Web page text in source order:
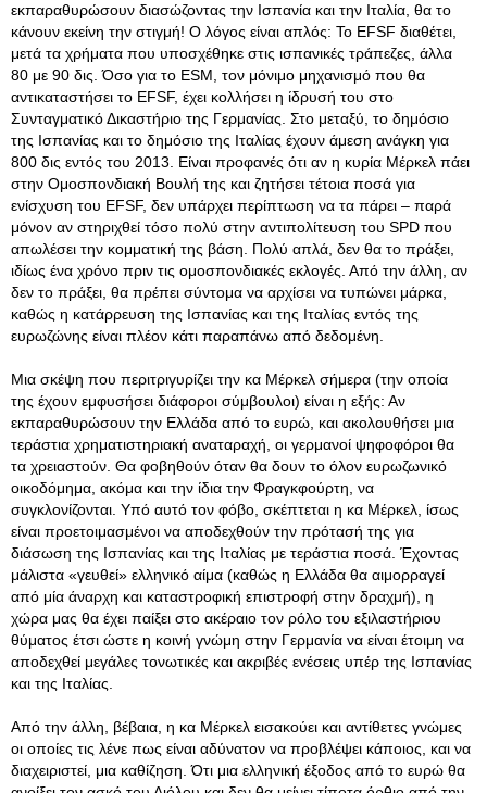
εκπαραθυρώσουν διασώζοντας την Ισπανία και την Ιταλία, θα το
κάνουν εκείνη την στιγμή! Ο λόγος είναι απλός: Το EFSF διαθέτει,
μετά τα χρήματα που υποσχέθηκε στις ισπανικές τράπεζες, άλλα
80 με 90 δις. Όσο για το ESM, τον μόνιμο μηχανισμό που θα
αντικαταστήσει το EFSF, έχει κολλήσει η ίδρυσή του στο
Συνταγματικό Δικαστήριο της Γερμανίας. Στο μεταξύ, το δημόσιο
της Ισπανίας και το δημόσιο της Ιταλίας έχουν άμεση ανάγκη για
800 δις εντός του 2013. Είναι προφανές ότι αν η κυρία Μέρκελ πάει
στην Ομοσπονδιακή Βουλή της και ζητήσει τέτοια ποσά για
ενίσχυση του EFSF, δεν υπάρχει περίπτωση να τα πάρει – παρά
μόνον αν στηριχθεί τόσο πολύ στην αντιπολίτευση του SPD που
απωλέσει την κομματική της βάση. Πολύ απλά, δεν θα το πράξει,
ιδίως ένα χρόνο πριν τις ομοσπονδιακές εκλογές. Από την άλλη, αν
δεν το πράξει, θα πρέπει σύντομα να αρχίσει να τυπώνει μάρκα,
καθώς η κατάρρευση της Ισπανίας και της Ιταλίας εντός της
ευρωζώνης είναι πλέον κάτι παραπάνω από δεδομένη.
Μια σκέψη που περιτριγυρίζει την κα Μέρκελ σήμερα (την οποία
της έχουν εμφυσήσει διάφοροι σύμβουλοι) είναι η εξής: Αν
εκπαραθυρώσουν την Ελλάδα από το ευρώ, και ακολουθήσει μια
τεράστια χρηματιστηριακή αναταραχή, οι γερμανοί ψηφοφόροι θα
τα χρειαστούν. Θα φοβηθούν όταν θα δουν το όλον ευρωζωνικό
οικοδόμημα, ακόμα και την ίδια την Φραγκφούρτη, να
συγκλονίζονται. Υπό αυτό τον φόβο, σκέπτεται η κα Μέρκελ, ίσως
είναι προετοιμασμένοι να αποδεχθούν την πρότασή της για
διάσωση της Ισπανίας και της Ιταλίας με τεράστια ποσά. Έχοντας
μάλιστα «γευθεί» ελληνικό αίμα (καθώς η Ελλάδα θα αιμορραγεί
από μία άναρχη και καταστροφική επιστροφή στην δραχμή), η
χώρα μας θα έχει παίξει στο ακέραιο τον ρόλο του εξιλαστήριου
θύματος έτσι ώστε η κοινή γνώμη στην Γερμανία να είναι έτοιμη να
αποδεχθεί μεγάλες τονωτικές και ακριβές ενέσεις υπέρ της Ισπανίας
και της Ιταλίας.
Από την άλλη, βέβαια, η κα Μέρκελ εισακούει και αντίθετες γνώμες
οι οποίες τις λένε πως είναι αδύνατον να προβλέψει κάποιος, και να
διαχειριστεί, μια καθίζηση. Ότι μια ελληνική έξοδος από το ευρώ θα